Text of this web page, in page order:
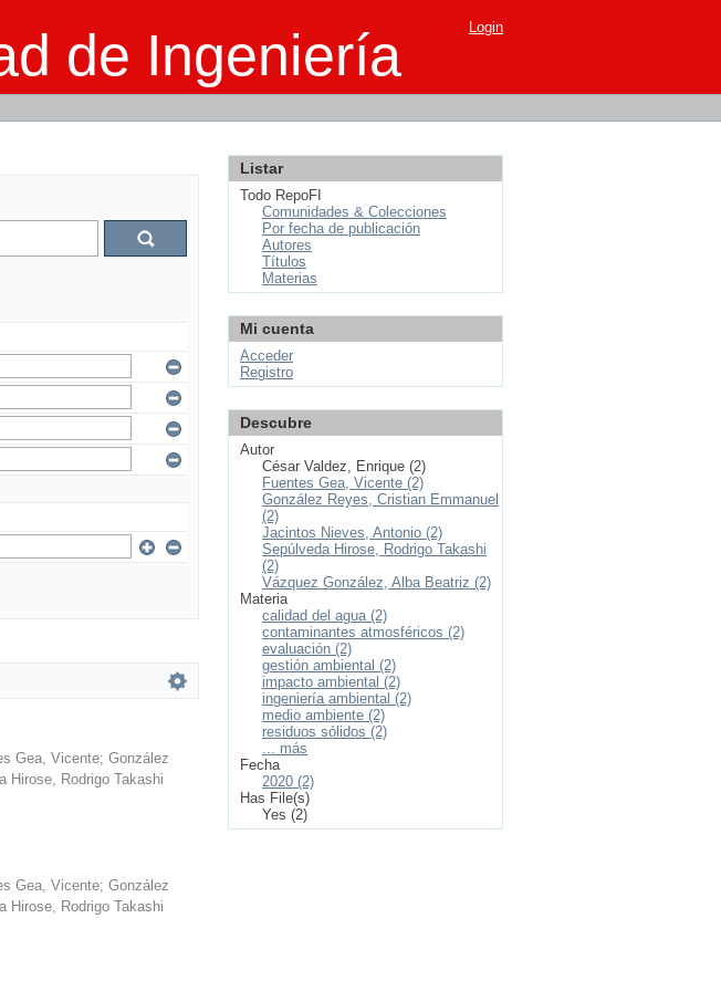
de Ingeniería Login
Gea, Vicente; González
Hirose, Rodrigo Takashi
Gea, Vicente; González
Hirose, Rodrigo Takashi
Listar
Todo RepoFI
Comunidades & Colecciones
Por fecha de publicación
Autores
Títulos
Materias
Mi cuenta
Acceder
Registro
Descubre
Autor
César Valdez, Enrique (2)
Fuentes Gea, Vicente (2)
González Reyes, Cristian Emmanuel
(2)
Jacintos Nieves, Antonio (2)
Sepúlveda Hirose, Rodrigo Takashi
(2)
Vázquez González, Alba Beatriz (2)
Materia
calidad del agua (2)
contaminantes atmosféricos (2)
evaluación (2)
gestión ambiental (2)
impacto ambiental (2)
ingeniería ambiental (2)
medio ambiente (2)
residuos sólidos (2)
... más
Fecha
2020 (2)
Has File(s)
Yes (2)